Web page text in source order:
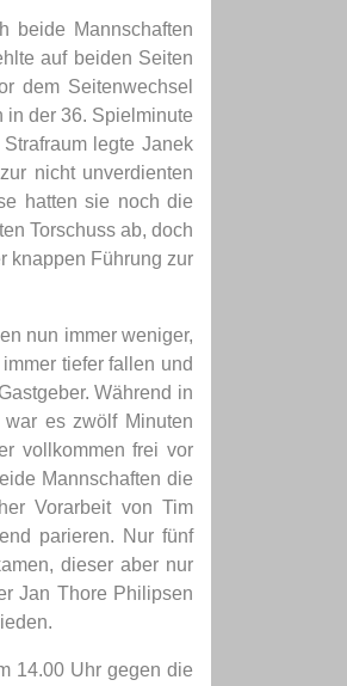
beide Mannschaften
auf beiden Seiten
dem Seitenwechsel
in der 36. Spielminute
legte Janek
nicht unverdienten
hatten sie noch die
Torschuss ab, doch
knappen Führung zur
nun immer weniger,
tiefer fallen und
Während in
es zwölf Minuten
vollkommen frei vor
Mannschaften die
Vorarbeit von Tim
parieren. Nur fünf
dieser aber nur
Jan Thore Philipsen
14.00 Uhr gegen die